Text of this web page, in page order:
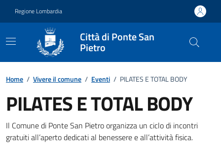
Regione Lombardia
Città di Ponte San
Pietro
Home / Vivere il comune / Eventi / PILATES E TOTAL BODY
PILATES E TOTAL BODY
Dettagli della notizia
Il Comune di Ponte San Pietro organizza un ciclo di incontri
gratuiti all’aperto dedicati al benessere e all’attività fisica.